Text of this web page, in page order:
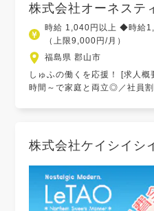
株式会社オーネステ
時給 1,040円以上 ◆時給
（上限9,000円/月）
福島県 郡山市
しゅふの働くを応援！ [求人
時間～で家庭と両立◎／社員割
株式会社ケイシイシ